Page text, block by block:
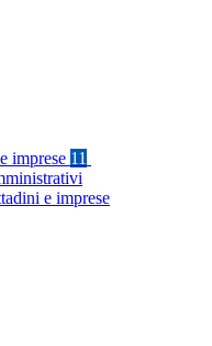
imprese 11
e imprese